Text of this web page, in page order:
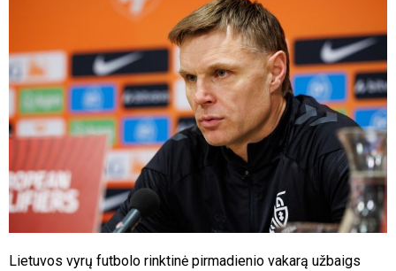
Lietuvos vyrų futbolo rinktinė pirmadienio vakarą užbaigs